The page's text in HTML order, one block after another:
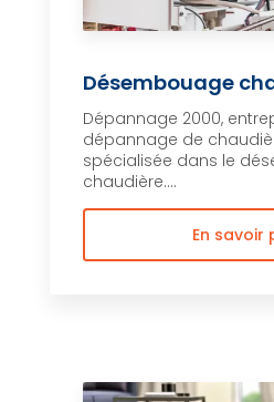
Désembouage
Dépannage 2000,
dépannage de
spécialisée dans le
chaudière....
En savoir